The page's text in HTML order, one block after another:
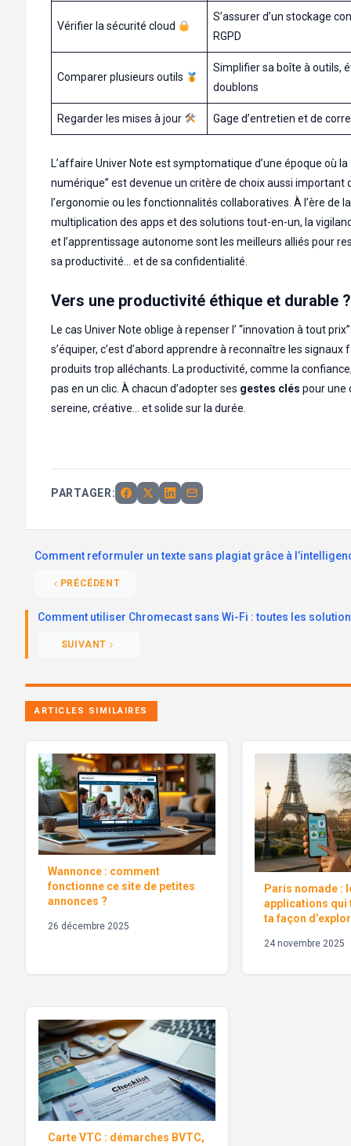
Vérifier la sécurité cloud
S’assurer d’un stockage
RGPD
Comparer plusieurs outils
Simplifier sa boîte à outils,
doublons
Regarder les mises à jour Gage d’entretien et de
L’affaire Univer Note est symptomatique d’une époque où la
numérique” est devenue un critère de choix aussi important
l’ergonomie ou les fonctionnalités collaboratives. À l’ère de la
multiplication des apps et des solutions tout-en-un, la
et l’apprentissage autonome sont les meilleurs alliés pour
sa productivité… et de sa confidentialité.
Vers une productivité éthique et durable ?
Le cas Univer Note oblige à repenser l’ “innovation à tout
s’équiper, c’est d’abord apprendre à reconnaître les signaux
produits trop alléchants. La productivité, comme la
pas en un clic. À chacun d’adopter ses gestes clés pour une
sereine, créative… et solide sur la durée.
PARTAGER:
Comment reformuler un texte sans plagiat grâce à
PRÉCÉDENT
Comment utiliser Chromecast sans Wi-Fi : toutes les
SUIVANT
ARTICLES SIMILAIRES
Wannonce : comment
fonctionne ce site de petites
annonces ?
26 décembre 2025
Paris nomade :
applications qui
ta façon
24 novembre 2025
Carte VTC : démarches BVTC,